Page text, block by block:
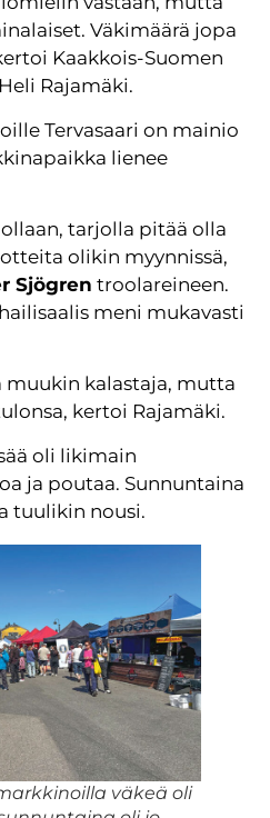
Väkimäärä jopa
Kaakkois-Suomen
Rajamäki.
Tervasaari on mainio
lienee
tarjolla pitää olla
olikin myynnissä,
Sjögren troolareineen.
meni mukavasti
muukin kalastaja, mutta
kertoi Rajamäki.
oli likimain
ja poutaa. Sunnuntaina
tuulikin nousi.
väkeä oli